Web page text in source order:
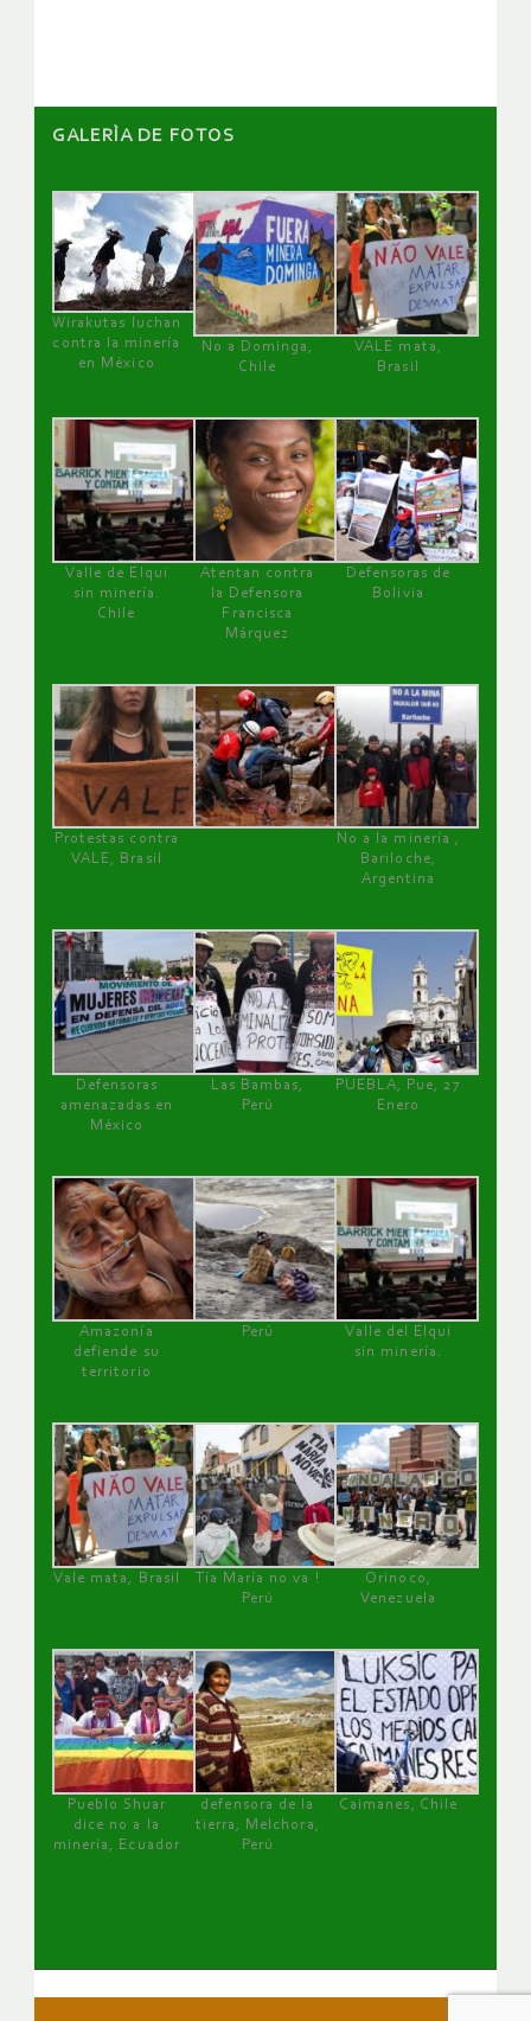
GALERÌA DE FOTOS
Wirakutas luchan
contra la minería
en México
No a Dominga,
Chile
VALE mata,
Brasil
Valle de Elqui
sin minería.
Chile
Atentan contra
la Defensora
Francisca
Márquez
Defensoras de
Bolivia
Protestas contra
VALE, Brasil
No a la minería ,
Bariloche,
Argentina
Defensoras
amenazadas en
México
Las Bambas,
Perú
PUEBLA, Pue, 27
Enero
Amazonía
defiende su
territorio
Perú
Valle del Elqui
sin minería.
Vale mata, Brasil
Tía María no va !
Perú
Orinoco,
Venezuela
Pueblo Shuar
dice no a la
minería, Ecuador
defensora de la
tierra, Melchora,
Perú
Caimanes, Chile